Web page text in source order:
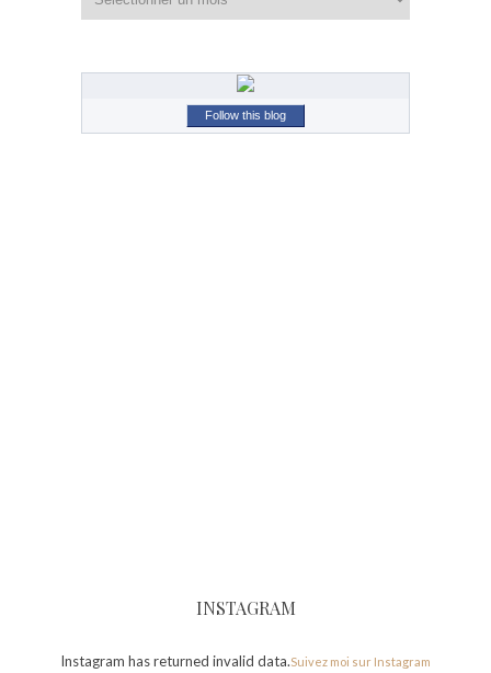
Follow this blog
INSTAGRAM
Instagram has returned invalid data.Suivez moi sur Instagram